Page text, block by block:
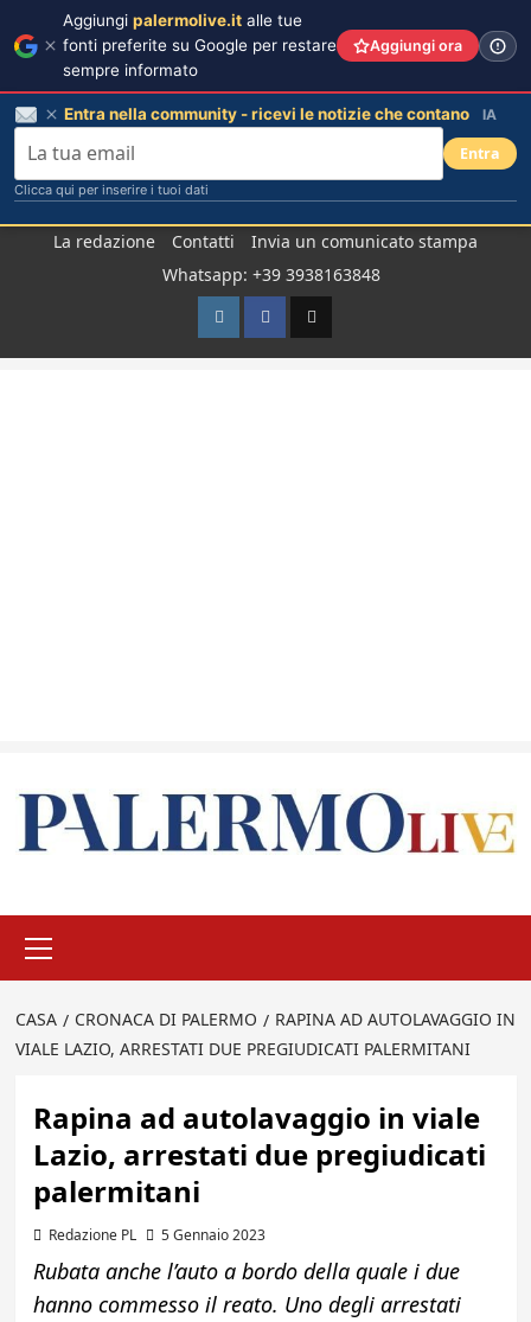
La redazione Contatti
Invia un comunicato stampa
Whatsapp: +39 3938163848
InstagramFacebook
TikTok
principale
CASA CRONACA DI PALERMO
RAPINA AD AUTOLAVAGGIO IN
VIALE LAZIO, ARRESTATI DUE PREGIUDICATI PALERMITANI
Rapina ad autolavaggio in viale
Lazio, arrestati due pregiudicati
palermitani
Redazione PL 5 Gennaio 2023
Rubata anche l’auto a bordo della quale i due
hanno commesso il reato. Uno degli arrestati
Aggiungi palermolive.it alle tue
fonti preferite su Google per restare
sempre informato
Aggiungi ora
Entra nella community - ricevi le notizie che contano IA
Entra
Clicca qui per inserire i tuoi dati